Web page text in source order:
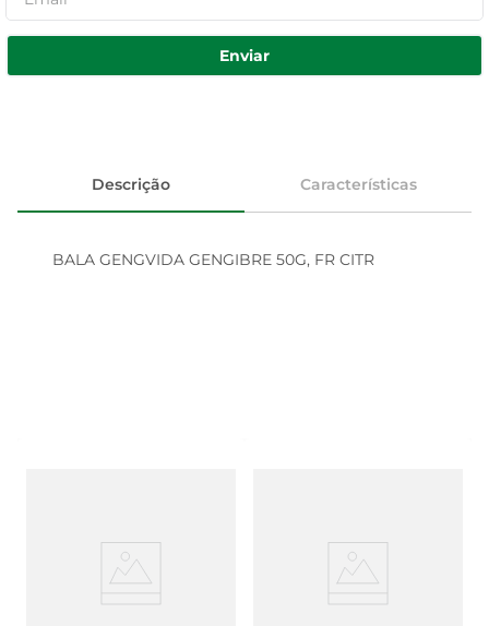
Enviar
Descrição Características
BALA GENGVIDA GENGIBRE 50G, FR CITR